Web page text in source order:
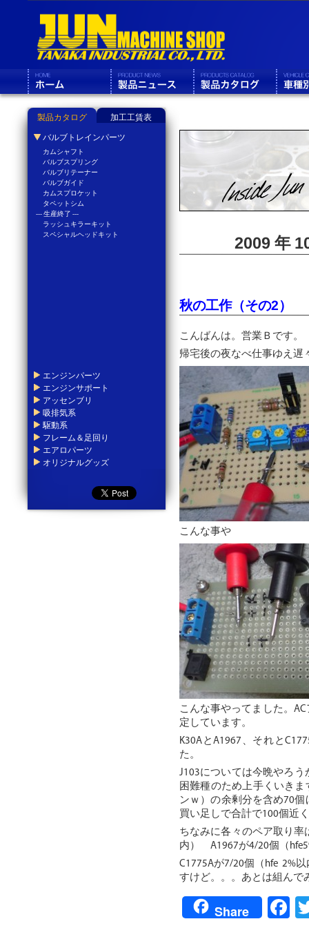
2009 年
秋の工作（その2）
こんばんは。営業Ｂです。
帰宅後の夜なべ仕事ゆえ遅
こんな事や
こんな事やってました。
定しています。
K30AとA1967、それと
た。
J103については今晩やろ
困難種のため上手くいき
ンｗ）の余剰分を含め70
買い足しで合計で100個近
ちなみに各々のペア取り率
内） A1967が4/20個（
C1775Aが7/20個（hfe 2%
すけど。。。あとは組んで
Share
製品カタログ 加工工賃表
バルブトレインパーツ
カムシャフト
バルブスプリング
バルブリテーナー
バルブガイド
カムスプロケット
タペットシム
--- 生産終了 ---
ラッシュキラーキット
スペシャルヘッドキット
エンジンパーツ
エンジンサポート
アッセンブリ
吸排気系
駆動系
フレーム＆足回り
エアロパーツ
オリジナルグッズ